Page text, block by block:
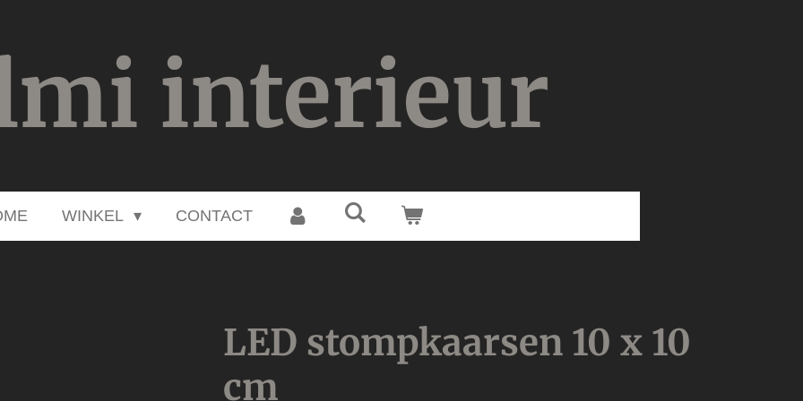
interieur
WINKEL CONTACT
LED stompkaarsen 10 x 10
cm